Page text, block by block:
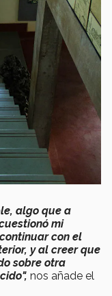
algo que a
mi
con el
y al creer que
sobre otra
nos añade el